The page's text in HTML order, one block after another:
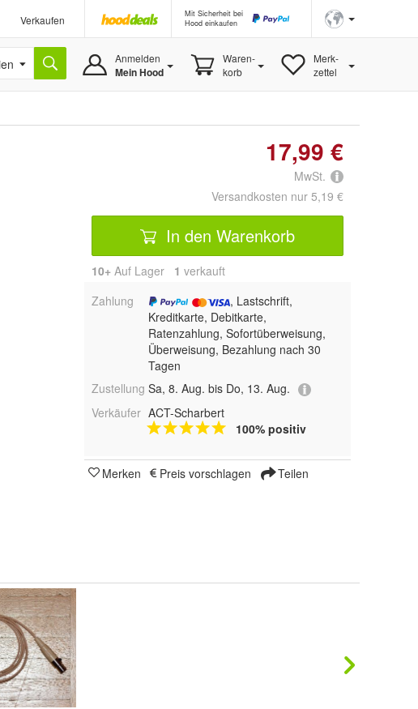
Verkaufen
Mit Sicherheit bei
Hood einkaufen
Anmelden
Mein Hood
Waren-
korb
Merk-
zettel
17,99 €
MwSt.
Versandkosten nur 5,19 €
In den Warenkorb
10+ Auf Lager 1 verkauft
Zahlung
, Lastschrift,
Kreditkarte, Debitkarte,
Ratenzahlung, Sofortüberweisung,
Überweisung, Bezahlung nach 30
Tagen
Zustellung Sa, 8. Aug. bis Do, 13. Aug.
Verkäufer ACT-Scharbert
100% positiv
Merken Preis vorschlagen Teilen